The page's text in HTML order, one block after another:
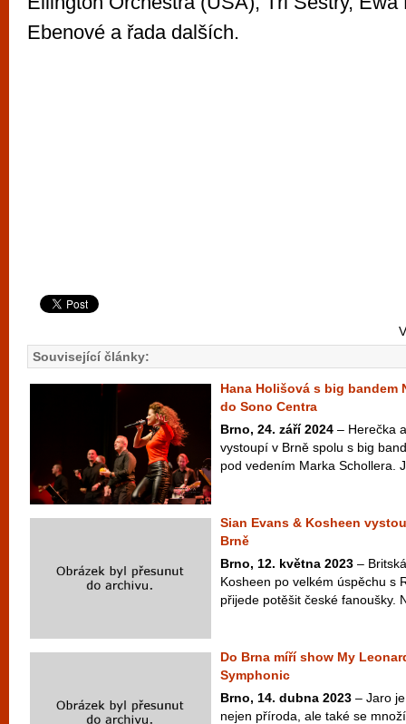
Ebenové a řada dalších.
Související články:
Hana Holišová s big bandem
do Sono Centra
Brno, 24. září 2024 – Herečka
vystoupí v Brně spolu s big
pod vedením Marka Schollera.
Sian Evans & Kosheen
Brně
Brno, 12. května 2023 –
Kosheen po velkém úspěchu s
přijede potěšit české fanoušky.
Do Brna míří show My
Symphonic
Brno, 14. dubna 2023 – Jaro
nejen příroda, ale také se